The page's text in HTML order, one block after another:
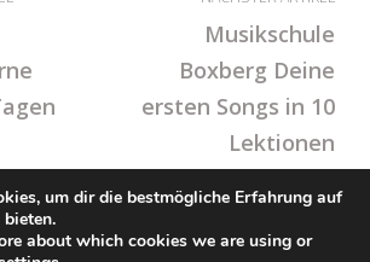
Musikschule
Boxberg Deine
ersten Songs in 10
Lektionen
© Ton-Musikschule.de
um dir die bestmögliche Erfahrung auf
about which cookies we are using or